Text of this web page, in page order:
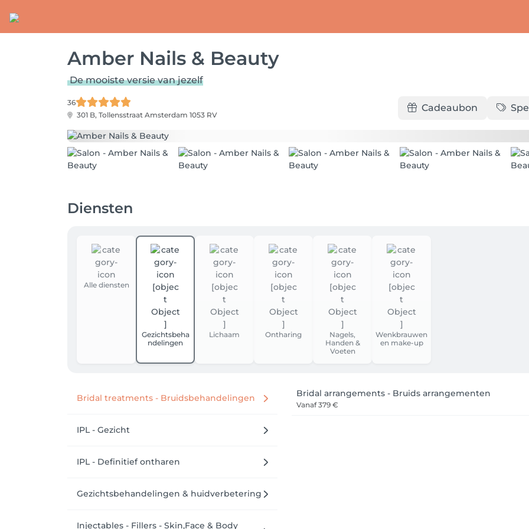
Amber Nails & Beauty
De mooiste versie van jezelf
36
301 B, Tollensstraat Amsterdam 1053 RV
Cadeaubon
Diensten
Alle diensten
Gezichtsbeha
ndelingen
Lichaam Ontharing
Nagels,
Handen &
Voeten
Wenkbrauwen
en make-up
Bridal treatments - Bruidsbehandelingen
IPL - Gezicht
IPL - Definitief ontharen
Gezichtsbehandelingen & huidverbetering
Injectables - Fillers - Skin,Face & Body
Bridal arrangements - Bruids arrangementen
Vanaf379 €